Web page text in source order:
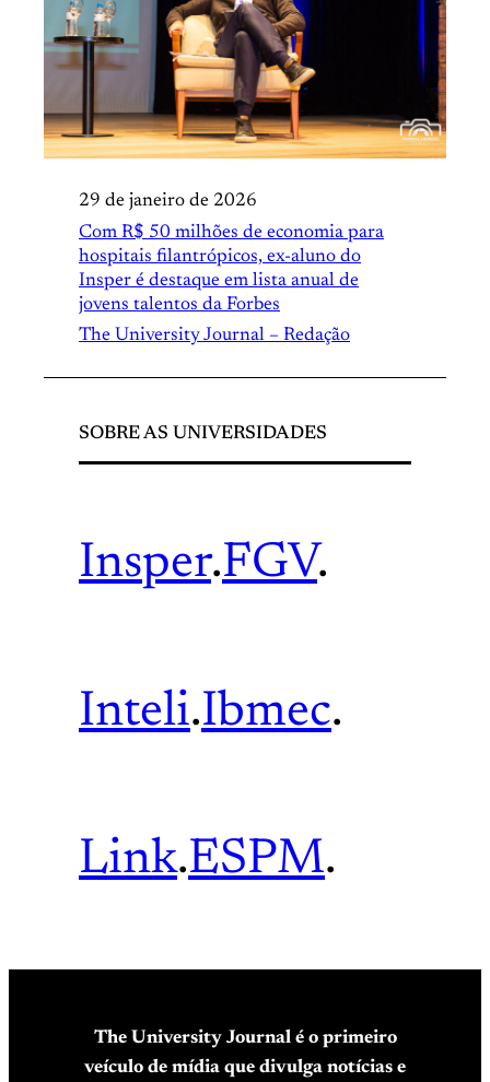
29 de janeiro de 2026
Com R$ 50 milhões de economia para
hospitais filantrópicos, ex-aluno do
Insper é destaque em lista anual de
jovens talentos da Forbes
The University Journal – Redação
SOBRE AS UNIVERSIDADES
Insper.FGV.
Inteli.Ibmec.
Link.ESPM.
The University Journal é o primeiro
veículo de mídia que divulga notícias e